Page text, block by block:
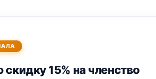
15% на членство